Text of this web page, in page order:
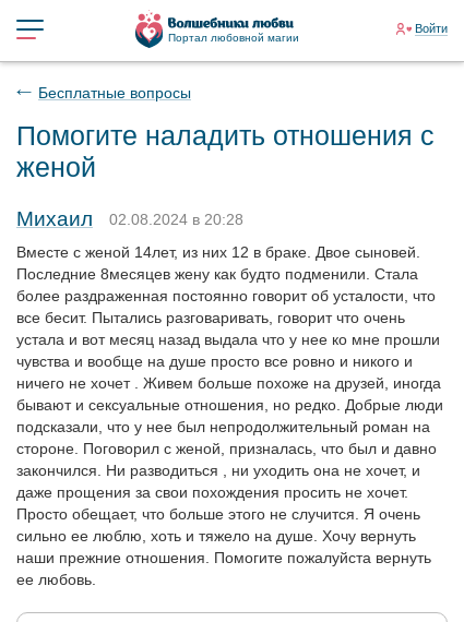
Портал любовной магии
Войти
Бесплатные вопросы
Помогите наладить отношения с
женой
Михаил
02.08.2024 в 20:28
Вместе с женой 14лет, из них 12 в браке. Двое сыновей.
Последние 8месяцев жену как будто подменили. Стала
более раздраженная постоянно говорит об усталости, что
все бесит. Пытались разговаривать, говорит что очень
устала и вот месяц назад выдала что у нее ко мне прошли
чувства и вообще на душе просто все ровно и никого и
ничего не хочет . Живем больше похоже на друзей, иногда
бывают и сексуальные отношения, но редко. Добрые люди
подсказали, что у нее был непродолжительный роман на
стороне. Поговорил с женой, призналась, что был и давно
закончился. Ни разводиться , ни уходить она не хочет, и
даже прощения за свои похождения просить не хочет.
Просто обещает, что больше этого не случится. Я очень
сильно ее люблю, хоть и тяжело на душе. Хочу вернуть
наши прежние отношения. Помогите пожалуйста вернуть
ее любовь.